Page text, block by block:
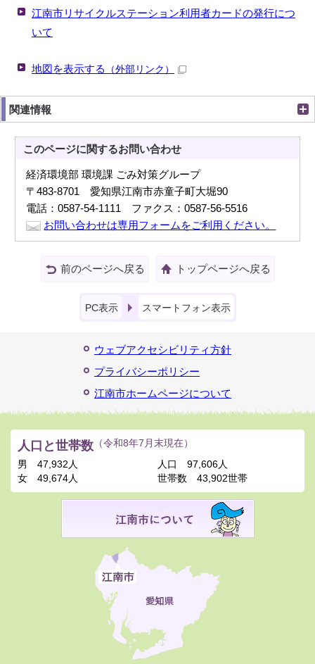
江南市リサイクルステーション利用者カードの発行につ
いて
地図を表示する （外部リンク）
関連情報
このページに関するお問い合わせ
経済環境部 環境課 ごみ対策グループ
〒483-8701 愛知県江南市赤童子町大堀90
電話：0587-54-1111 ファクス：0587-56-5516
お問い合わせは専用フォームをご利用ください。
前のページへ戻る トップページへ戻る
PC表示 スマートフォン表示
ウェブアクセシビリティ方針
プライバシーポリシー
江南市ホームページについて
人口と世帯数 （令和8年7月末現在）
男
47,932人
女
49,674人
人口
97,606人
世帯数
43,902世帯